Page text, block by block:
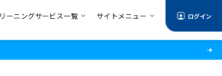
ーニングサービス一覧 サイトメニュー ログイン